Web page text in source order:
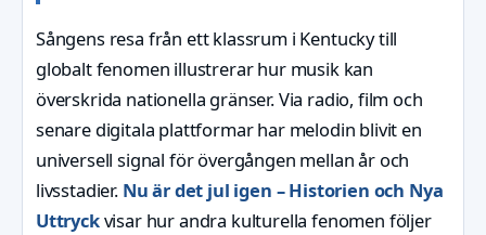
Sångens resa från ett klassrum i Kentucky till
globalt fenomen illustrerar hur musik kan
överskrida nationella gränser. Via radio, film och
senare digitala plattformar har melodin blivit en
universell signal för övergången mellan år och
livsstadier. Nu är det jul igen – Historien och Nya
Uttryckvisar hur andra kulturella fenomen följer